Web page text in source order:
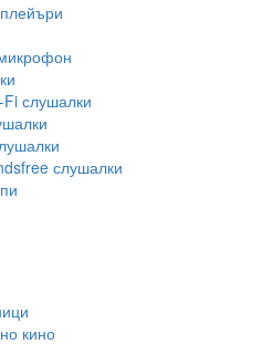
слушалки
слушалки
кино